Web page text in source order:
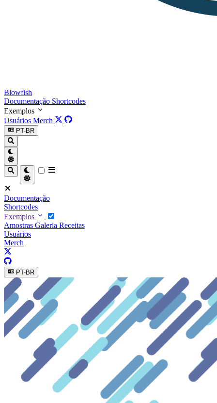
Blowfish
Documentação Shortcodes
Exemplos
Usuários Merch
PT-BR
Documentação
Shortcodes
Exemplos
Amostras Galeria Receitas
Usuários
Merch
PT-BR